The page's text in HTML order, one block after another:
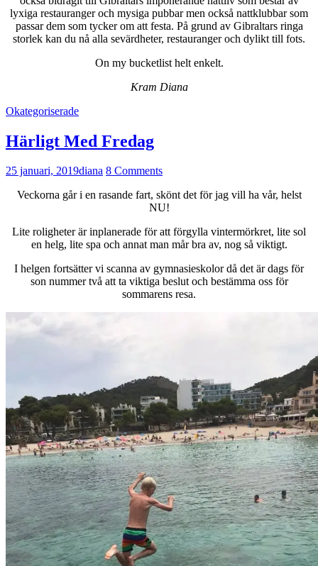
lyxiga restauranger och mysiga pubbar men också nattklubbar som
passar dem som tycker om att festa. På grund av Gibraltars ringa
storlek kan du nå alla sevärdheter, restauranger och dylikt till fots.
On my bucketlist helt enkelt.
Kram Diana
Okategoriserade
Härligt Med Fredag
25 januari, 2019diana 8 Comments
Veckorna går i en rasande fart, skönt det för jag vill ha vår, helst
NU!
Lite roligheter är inplanerade för att förgylla vintermörkret, lite sol
en helg, lite spa och annat man mår bra av, nog så viktigt.
I helgen fortsätter vi scanna av gymnasieskolor då det är dags för
son nummer två att ta viktiga beslut och bestämma oss för
sommarens resa.